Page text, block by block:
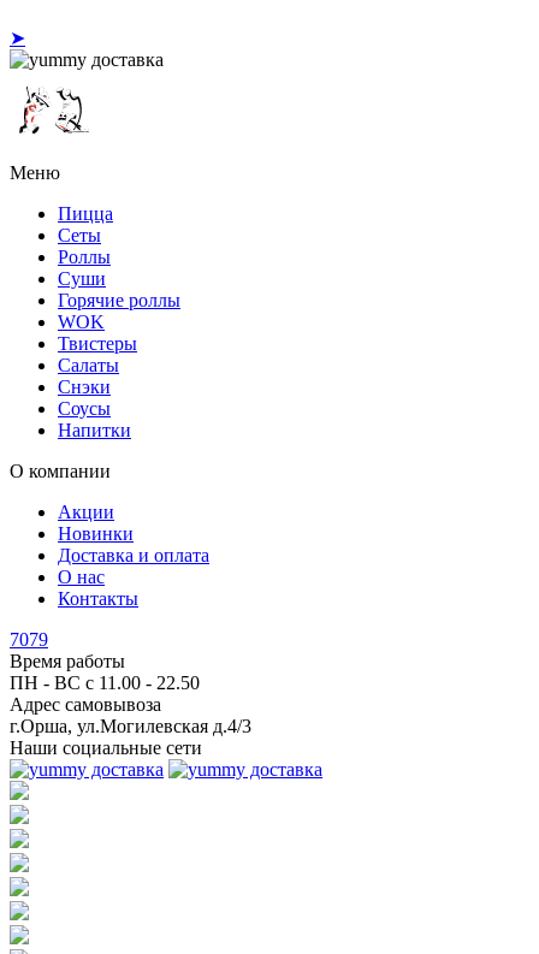
➤
Меню
Пицца
Сеты
Роллы
Суши
Горячие роллы
WOK
Твистеры
Салаты
Снэки
Соусы
Напитки
О компании
Акции
Новинки
Доставка и оплата
О нас
Контакты
7079
Время работы
ПН - ВС с 11.00 - 22.50
Адрес самовывоза
г.Орша, ул.Могилевская д.4/3
Наши социальные сети